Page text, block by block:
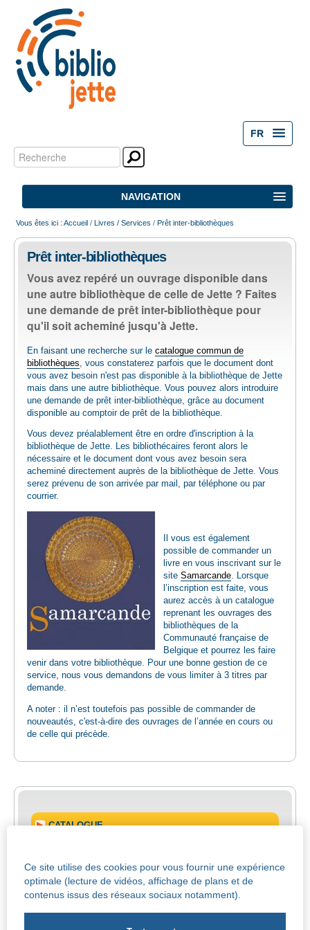
FR
Outils
personnels
Chercher par
Recherche
NAVIGATION
NOS ESPACES
ENSEIGNANTS
PLANTOTEK - GRAINOTHÈQUE
INFOS PRATIQUES
Vous êtes ici : Accueil / Livres / Services / Prêt inter-bibliothèques
Prêt inter-bibliothèques
Vous avez repéré un ouvrage disponible dans
une autre bibliothèque de celle de Jette ? Faites
une demande de prêt inter-bibliothèque pour
qu'il soit acheminé jusqu'à Jette.
En faisant une recherche sur le catalogue commun de
bibliothèques , vous constaterez parfois que le document dont
vous avez besoin n'est pas disponible à la bibliothèque de Jette
mais dans une autre bibliothèque. Vous pouvez alors introduire
une demande de prêt inter-bibliothèque, grâce au document
disponible au comptoir de prêt de la bibliothèque.
Vous devez préalablement être en ordre d'inscription à la
bibliothèque de Jette. Les bibliothécaires feront alors le
nécessaire et le document dont vous avez besoin sera
acheminé directement auprès de la bibliothèque de Jette. Vous
serez prévenu de son arrivée par mail, par téléphone ou par
courrier.
Il vous est également
possible de commander un
livre en vous inscrivant sur le
siteSamarcande. Lorsque
l’inscription est faite, vous
aurez accès à un catalogue
reprenant les ouvrages des
bibliothèques de la
Communauté française de
Belgique et pourrez les faire
venir dans votre bibliothèque. Pour une bonne gestion de ce
service, nous vous demandons de vous limiter à 3 titres par
demande.
A noter : il n’est toutefois pas possible de commander de
nouveautés, c'est-à-dire des ouvrages de l’année en cours ou
de celle qui précède.
Ce site utilise des cookies pour vous fournir une expérience
optimale (lecture de vidéos, affichage de plans et de
contenus issus des réseaux sociaux notamment).
CATALOGUE
MODALITES D'INSCRIPTION
MON COMPTE